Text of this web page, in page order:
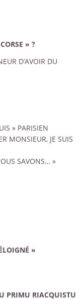
» ?
D’AVOIR DU
» PARISIEN
MONSIEUR, JE SUIS
SAVONS… »
»
PRIMU RIACQUISTU